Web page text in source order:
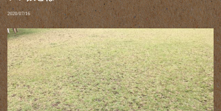
2020/07/16